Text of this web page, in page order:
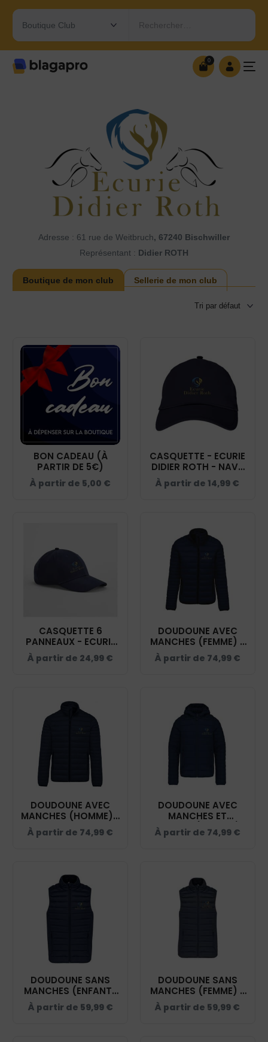
Rechercher…
0
Adresse : 61 rue de Weitbruch, 67240 Bischwiller
Représentant : Didier ROTH
Boutique de mon club Sellerie de mon club
BON CADEAU (À
PARTIR DE 5€)
À partir de 5,00 €
CASQUETTE - ECURIE
DIDIER ROTH - NAVY
- BF015
À partir de 14,99 €
CASQUETTE 6
PANNEAUX - ECURIE
DIDIER ROTH - NAVY
- BF018
À partir de 24,99 €
DOUDOUNE AVEC
MANCHES (FEMME) -
ECURIE DIDIER ROTH -
NAVY - K6121
À partir de 74,99 €
DOUDOUNE AVEC
MANCHES (HOMME) -
ECURIE DIDIER ROTH -
NAVY - K6120
À partir de 74,99 €
DOUDOUNE AVEC
MANCHES ET
CAPUCHE (ENFANT) -
ECURIE DIDIER ROTH -
À partir de 74,99 €
DOUDOUNE SANS
MANCHES (ENFANT)
- ECURIE DIDIER ROTH
- NAVY - K6115
À partir de 59,99 €
DOUDOUNE SANS
MANCHES (FEMME) -
ECURIE DIDIER ROTH -
NAVY - K6114
À partir de 59,99 €